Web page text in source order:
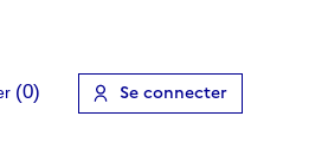
Se connecter